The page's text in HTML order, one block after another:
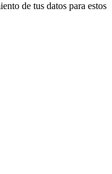
de tus datos para estos